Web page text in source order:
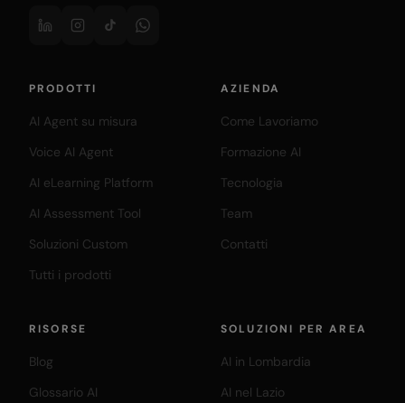
PRODOTTI
AI Agent su misura
Voice AI Agent
AI eLearning Platform
AI Assessment Tool
Soluzioni Custom
Tutti i prodotti
AZIENDA
Come Lavoriamo
Formazione AI
Tecnologia
Team
Contatti
RISORSE
Blog
Glossario AI
SOLUZIONI PER AREA
AI in Lombardia
AI nel Lazio